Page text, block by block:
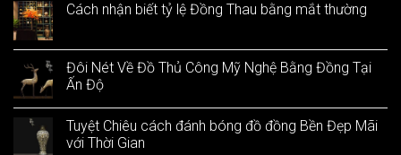
Cách nhận biết tỷ lệ Đồng Thau bằng mắt thường
Đôi Nét Về Đồ Thủ Công Mỹ Nghệ Bằng Đồng Tại
Ấn Độ
Tuyệt Chiêu cách đánh bóng đồ đồng Bền Đẹp Mãi
với Thời Gian